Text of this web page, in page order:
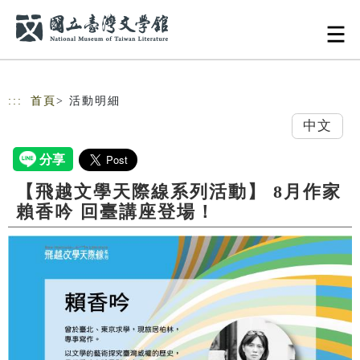
::: 首頁 > 活動明細
中文
【飛越文學天際線系列活動】 8月作家
賴香吟 回臺講座登場！